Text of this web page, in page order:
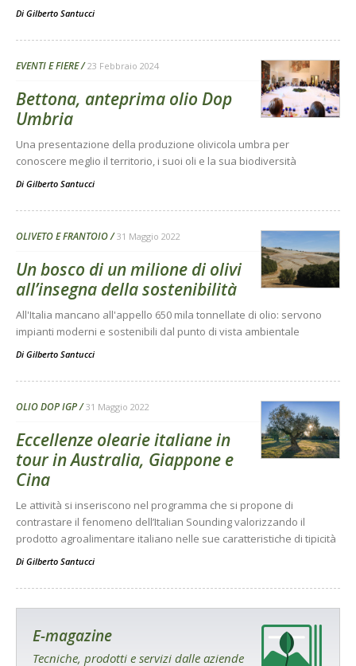
Di Gilberto Santucci
EVENTI E FIERE 23 Febbraio 2024
Bettona, anteprima olio Dop
Umbria
Una presentazione della produzione olivicola umbra per
conoscere meglio il territorio, i suoi oli e la sua biodiversità
Di Gilberto Santucci
OLIVETO E FRANTOIO 31 Maggio 2022
Un bosco di un milione di olivi
all’insegna della sostenibilità
All'Italia mancano all'appello 650 mila tonnellate di olio: servono
impianti moderni e sostenibili dal punto di vista ambientale
Di Gilberto Santucci
OLIO DOP IGP 31 Maggio 2022
Eccellenze olearie italiane in
tour in Australia, Giappone e
Cina
Le attività si inseriscono nel programma che si propone di
contrastare il fenomeno dell’Italian Sounding valorizzando il
prodotto agroalimentare italiano nelle sue caratteristiche di tipicità
Di Gilberto Santucci
E-magazine
Tecniche, prodotti e servizi dalle aziende